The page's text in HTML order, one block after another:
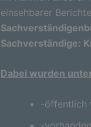
einsehbarer
Sachverständige:
Dabei wurden
-öffentlich